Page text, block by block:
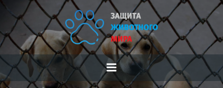
Перейти
к
содержимому